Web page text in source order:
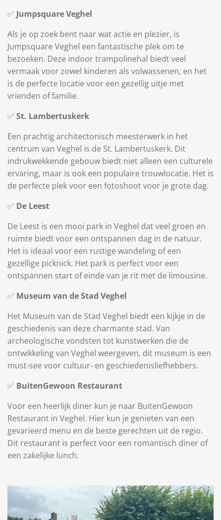
✅ Jumpsquare Veghel
Als je op zoek bent naar wat actie en plezier, is
Jumpsquare Veghel een fantastische plek om te
bezoeken. Deze indoor trampolinehal biedt veel
vermaak voor zowel kinderen als volwassenen, en het
is de perfecte locatie voor een gezellig uitje met
vrienden of familie.
✅ St. Lambertuskerk
Een prachtig architectonisch meesterwerk in het
centrum van Veghel is de St. Lambertuskerk. Dit
indrukwekkende gebouw biedt niet alleen een culturele
ervaring, maar is ook een populaire trouwlocatie. Het is
de perfecte plek voor een fotoshoot voor je grote dag.
✅ De Leest
De Leest is een mooi park in Veghel dat veel groen en
ruimte biedt voor een ontspannen dag in de natuur.
Het is ideaal voor een rustige wandeling of een
gezellige picknick. Het park is perfect voor een
ontspannen start of einde van je rit met de limousine.
✅ Museum van de Stad Veghel
Het Museum van de Stad Veghel biedt een kijkje in de
geschiedenis van deze charmante stad. Van
archeologische vondsten tot kunstwerken die de
ontwikkeling van Veghel weergeven, dit museum is een
must-see voor cultuur- en geschiedenisliefhebbers.
✅ BuitenGewoon Restaurant
Voor een heerlijk diner kun je naar BuitenGewoon
Restaurant in Veghel. Hier kun je genieten van een
gevarieerd menu en de beste gerechten uit de regio.
Dit restaurant is perfect voor een romantisch diner of
een zakelijke lunch.